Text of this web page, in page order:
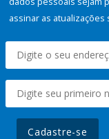
assinar as atualizações
Cadastre-se